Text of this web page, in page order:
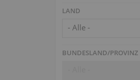
LAND
- Alle -
BUNDESLAND/PROVINZ